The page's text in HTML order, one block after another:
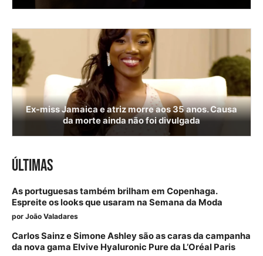
Ex-miss Jamaica e atriz morre aos 35 anos. Causa
da morte ainda não foi divulgada
ÚLTIMAS
As portuguesas também brilham em Copenhaga.
Espreite os looks que usaram na Semana da Moda
por João Valadares
Carlos Sainz e Simone Ashley são as caras da campanha
da nova gama Elvive Hyaluronic Pure da L’Oréal Paris